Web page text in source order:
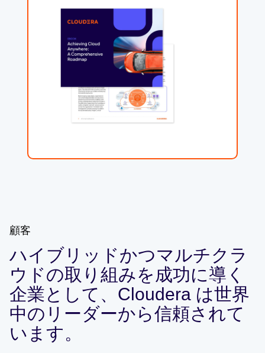
顧客
ハイブリッドかつマルチクラ
ウドの取り組みを成功に導く
企業として、Cloudera は世界
中のリーダーから信頼されて
います。